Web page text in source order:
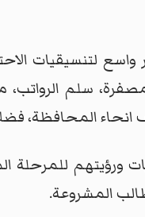
لتنسيقيات
سلم
المحافظة،
ورؤيتهم
المشروعة.